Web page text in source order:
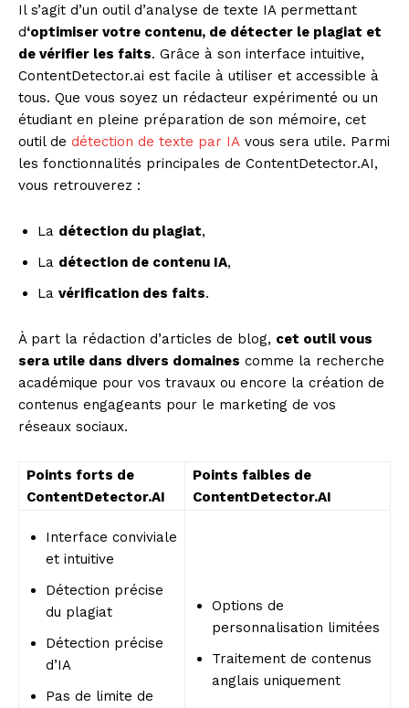
Il s’agit d’un outil d’analyse de texte IA permettant
d‘optimiser votre contenu, de détecter le plagiat et
de vérifier les faits. Grâce à son interface intuitive,
ContentDetector.ai est facile à utiliser et accessible à
tous. Que vous soyez un rédacteur expérimenté ou un
étudiant en pleine préparation de son mémoire, cet
outil de détection de texte par IA vous sera utile. Parmi
les fonctionnalités principales de ContentDetector.AI,
vous retrouverez :
La détection du plagiat,
La détection de contenu IA,
La vérification des faits.
À part la rédaction d’articles de blog, cet outil vous
sera utile dans divers domaines comme la recherche
académique pour vos travaux ou encore la création de
contenus engageants pour le marketing de vos
réseaux sociaux.
Points forts de
ContentDetector.AI
Points faibles de
ContentDetector.AI
Interface conviviale
et intuitive
Détection précise
du plagiat
Détection précise
d’IA
Pas de limite de
Options de
personnalisation limitées
Traitement de contenus
anglais uniquement